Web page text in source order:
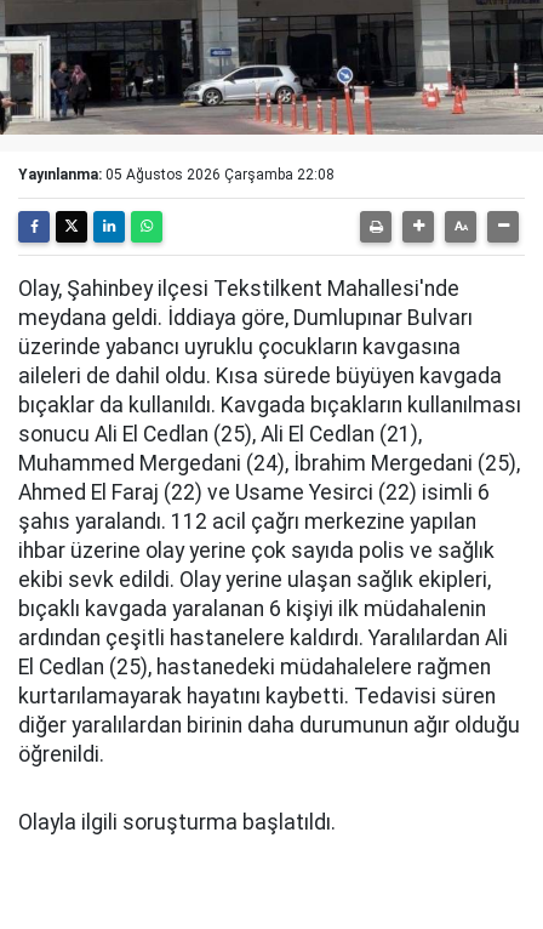
Yayınlanma: 05 Ağustos 2026 Çarşamba 22:08
Olay, Şahinbey ilçesi Tekstilkent Mahallesi'nde
meydana geldi. İddiaya göre, Dumlupınar Bulvarı
üzerinde yabancı uyruklu çocukların kavgasına
aileleri de dahil oldu. Kısa sürede büyüyen kavgada
bıçaklar da kullanıldı. Kavgada bıçakların kullanılması
sonucu Ali El Cedlan (25), Ali El Cedlan (21),
Muhammed Mergedani (24), İbrahim Mergedani (25),
Ahmed El Faraj (22) ve Usame Yesirci (22) isimli 6
şahıs yaralandı. 112 acil çağrı merkezine yapılan
ihbar üzerine olay yerine çok sayıda polis ve sağlık
ekibi sevk edildi. Olay yerine ulaşan sağlık ekipleri,
bıçaklı kavgada yaralanan 6 kişiyi ilk müdahalenin
ardından çeşitli hastanelere kaldırdı. Yaralılardan Ali
El Cedlan (25), hastanedeki müdahalelere rağmen
kurtarılamayarak hayatını kaybetti. Tedavisi süren
diğer yaralılardan birinin daha durumunun ağır olduğu
öğrenildi.
Olayla ilgili soruşturma başlatıldı.